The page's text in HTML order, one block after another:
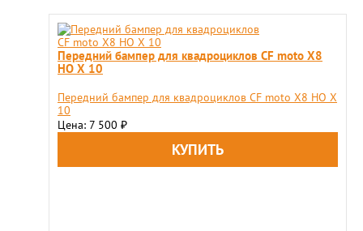
Передний бампер для квадроциклов CF moto X8
HO X 10
Передний бампер для квадроциклов CF moto X8 HO X
10
Цена: 7 500 ₽